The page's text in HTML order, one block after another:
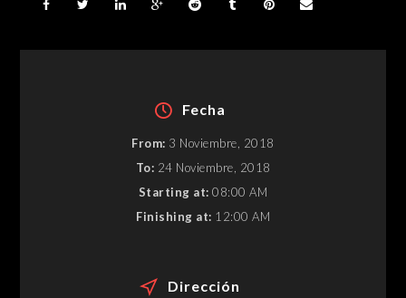
Fecha
From: 3 Noviembre, 2018
To: 24 Noviembre, 2018
Starting at: 08:00 AM
Finishing at: 12:00 AM
Dirección